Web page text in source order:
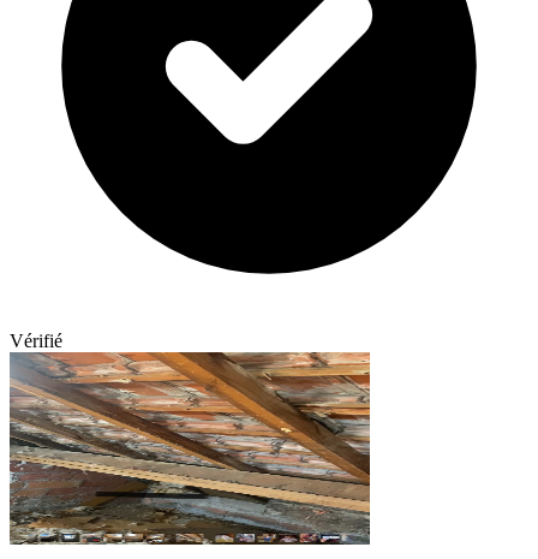
Vérifié